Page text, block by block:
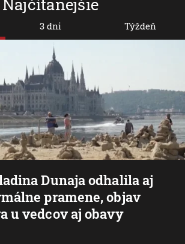
Najčítanejšie
Dunaja odhalila aj
pramene, objav
u vedcov aj obavy
3 dni Týždeň